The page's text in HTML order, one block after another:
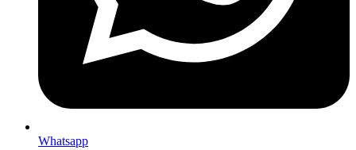
Whatsapp